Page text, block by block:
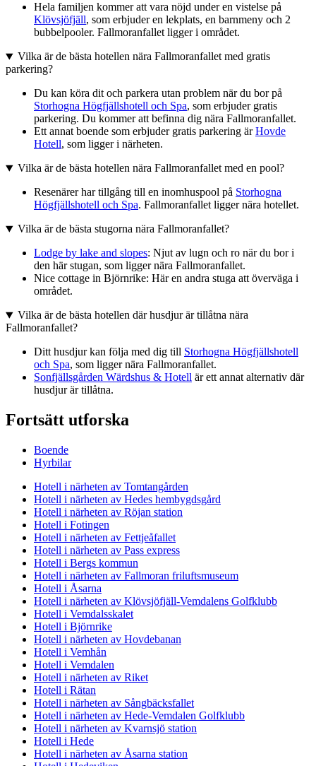
Hela familjen kommer att vara nöjd under en vistelse på
Klövsjöfjäll, som erbjuder en lekplats, en barnmeny och 2
bubbelpooler. Fallmoranfallet ligger i området.
Vilka är de bästa hotellen nära Fallmoranfallet med gratis
parkering?
Du kan köra dit och parkera utan problem när du bor på
Storhogna Högfjällshotell och Spa, som erbjuder gratis
parkering. Du kommer att befinna dig nära Fallmoranfallet.
Ett annat boende som erbjuder gratis parkering ärHovde
Hotell, som ligger i närheten.
Vilka är de bästa hotellen nära Fallmoranfallet med en pool?
Resenärer har tillgång till en inomhuspool på Storhogna
Högfjällshotell och Spa. Fallmoranfallet ligger nära hotellet.
Vilka är de bästa stugorna nära Fallmoranfallet?
Lodge by lake and slopes: Njut av lugn och ro när du bor i
den här stugan, som ligger nära Fallmoranfallet.
Nice cottage in Björnrike: Här en andra stuga att överväga i
området.
Vilka är de bästa hotellen där husdjur är tillåtna nära
Fallmoranfallet?
Ditt husdjur kan följa med dig till Storhogna Högfjällshotell
och Spa, som ligger nära Fallmoranfallet.
Sonfjällsgården Wärdshus & Hotell är ett annat alternativ där
husdjur är tillåtna.
Fortsätt utforska
Boende
Hyrbilar
Hotell i närheten av Tomtangården
Hotell i närheten av Hedes hembygdsgård
Hotell i närheten av Röjan station
Hotell i Fotingen
Hotell i närheten av Fettjeåfallet
Hotell i närheten av Pass express
Hotell i Bergs kommun
Hotell i närheten av Fallmoran friluftsmuseum
Hotell i Åsarna
Hotell i närheten av Klövsjöfjäll-Vemdalens Golfklubb
Hotell i Vemdalsskalet
Hotell i Björnrike
Hotell i närheten av Hovdebanan
Hotell i Vemhån
Hotell i Vemdalen
Hotell i närheten av Riket
Hotell i Rätan
Hotell i närheten av Sångbäcksfallet
Hotell i närheten av Hede-Vemdalen Golfklubb
Hotell i närheten av Kvarnsjö station
Hotell i Hede
Hotell i närheten av Åsarna station